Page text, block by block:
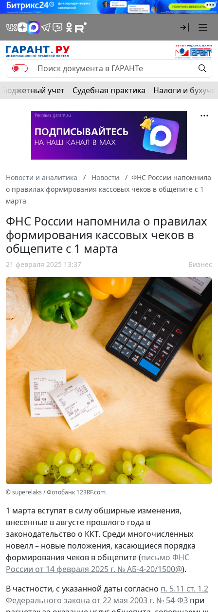
Бюджетный учет Судебная практика Налоги и
Новости и аналитика Новости
ФНС России напомнила
о правилах формирования кассовых чеков в общепите с 1
марта
ФНС России напомнила о правилах
формирования кассовых чеков в
общепите с 1 марта
21 февраля 2025 13:37 Бизнес
© superelaks / Фотобанк 123RF.com
1 марта вступят в силу обширные изменения,
внесенные в августе прошлого года в
законодательство о ККТ. Среди многочисленных
новелл – новые положения, касающиеся порядка
формирования чеков в общепите (письмо ФНС
России от 14 февраля 2025 г. № АБ-4-20/1500@).
В частности, с указанной даты согласно п. 5.11 ст. 1.2
Федерального закона от 22 мая 2003 г. № 54-ФЗ при